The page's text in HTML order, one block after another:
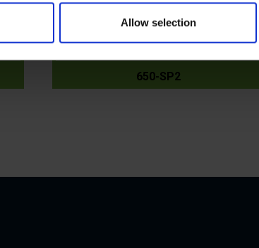
Allow selection
650-SP2